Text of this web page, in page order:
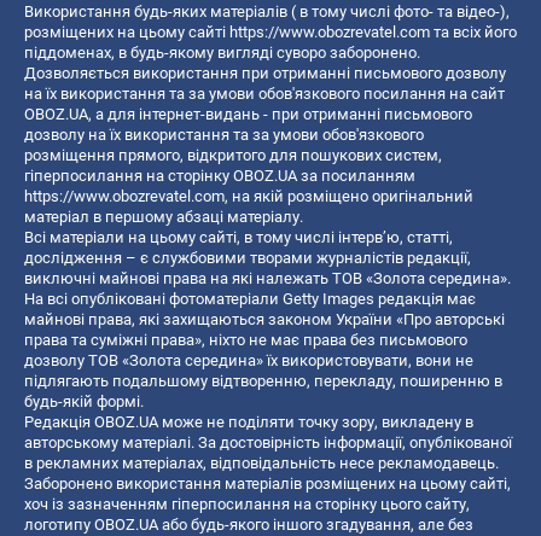
Використання будь-яких матеріалів ( в тому числі фото- та відео-),
розміщених на цьому сайті https://www.obozrevatel.com та всіх його
піддоменах, в будь-якому вигляді суворо заборонено.
Дозволяється використання при отриманні письмового дозволу
на їх використання та за умови обов'язкового посилання на сайт
OBOZ.UA, а для інтернет-видань - при отриманні письмового
дозволу на їх використання та за умови обов'язкового
розміщення прямого, відкритого для пошукових систем,
гіперпосилання на сторінку OBOZ.UA за посиланням
https://www.obozrevatel.com, на якій розміщено оригінальний
матеріал в першому абзаці матеріалу.
Всі матеріали на цьому сайті, в тому числі інтерв’ю, статті,
дослідження – є службовими творами журналістів редакції,
виключні майнові права на які належать ТОВ «Золота середина».
На всі опубліковані фотоматеріали Getty Images редакція має
майнові права, які захищаються законом України «Про авторські
права та суміжні права», ніхто не має права без письмового
дозволу ТОВ «Золота середина» їх використовувати, вони не
підлягають подальшому відтворенню, перекладу, поширенню в
будь-якій формі.
Редакція OBOZ.UA може не поділяти точку зору, викладену в
авторському матеріалі. За достовірність інформації, опублікованої
в рекламних матеріалах, відповідальність несе рекламодавець.
Заборонено використання матеріалів розміщених на цьому сайті,
хоч із зазначенням гіперпосилання на сторінку цього сайту,
логотипу OBOZ.UA або будь-якого іншого згадування, але без